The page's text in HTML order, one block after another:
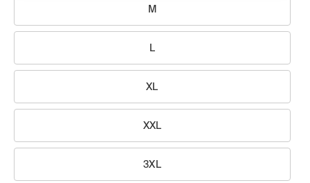
M
L
XL
XXL
3XL